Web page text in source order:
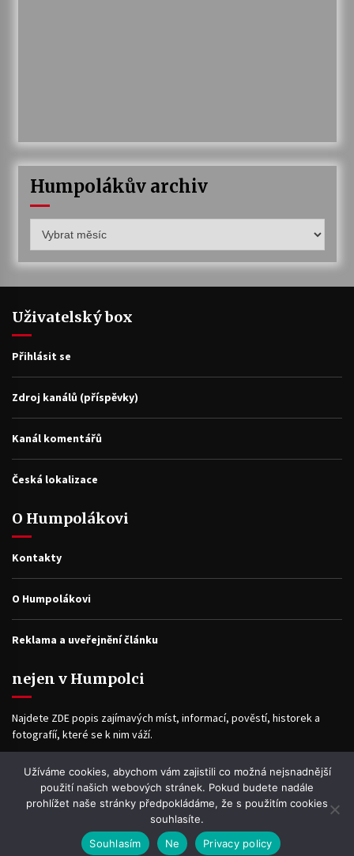
Humpolákův archiv
archiv
Uživatelský box
Přihlásit se
Zdroj kanálů (příspěvky)
Kanál komentářů
Česká lokalizace
O Humpolákovi
Kontakty
O Humpolákovi
Reklama a uveřejnění článku
nejen v Humpolci
Najdete ZDE popis zajímavých míst, informací, pověstí, historek a
fotografíí, které se k nim váží.
Facebook
Užíváme cookies, abychom vám zajistili co možná nejsnadnější
použití našich webových stránek. Pokud budete nadále
prohlížet naše stránky předpokládáme, že s použitím cookies
souhlasíte.
Souhlasím
Ne Privacy policy